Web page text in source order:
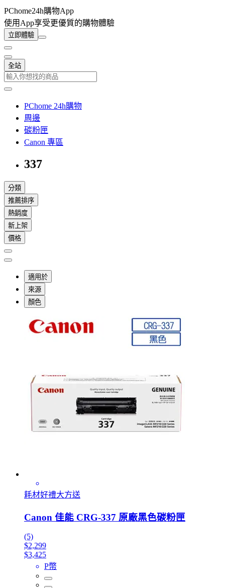
PChome24h購物App
使用App享受更優質的購物體驗
立即體驗
全站
PChome 24h購物
周邊
碳粉匣
Canon 專區
337
分類
推薦排序
熱銷度
新上架
價格
適用於
來源
顏色
耗材好禮大方送
Canon 佳能 CRG-337 原廠黑色碳粉匣
(5)
$2,299
$3,425
P幣